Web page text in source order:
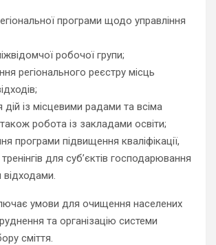
програми щодо управління
робочої групи;
регіонального реєстру місць
дій із місцевими радами та всіма
робота із закладами освіти;
програми підвищення кваліфікації,
для суб’єктів господарювання
відходами.
умови для очищення населених
та організацію системи
сміття.